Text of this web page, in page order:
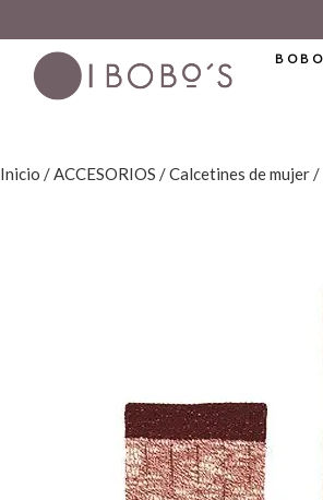
Inicio /ACCESORIOS /Calcetines de mujer/